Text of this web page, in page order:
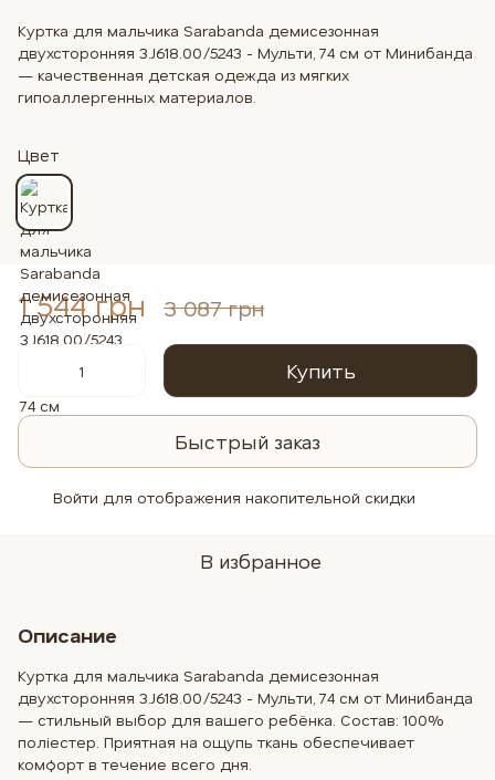
Куртка для мальчика Sarabanda демисезонная
двухсторонняя 3.J618.00/5243 - Мульти, 74 см от Минибанда
— качественная детская одежда из мягких
гипоаллергенных материалов.
Цвет
1 544 грн 3 087 грн
Купить
Быстрый заказ
Войти для отображения накопительной скидки
В избранное
Описание
Куртка для мальчика Sarabanda демисезонная
двухсторонняя 3.J618.00/5243 - Мульти, 74 см от Минибанда
— стильный выбор для вашего ребёнка. Состав: 100%
поліестер. Приятная на ощупь ткань обеспечивает
комфорт в течение всего дня.